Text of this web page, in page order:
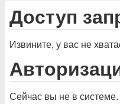
Доступ
Извините, у вас не
Сейчас вы не в